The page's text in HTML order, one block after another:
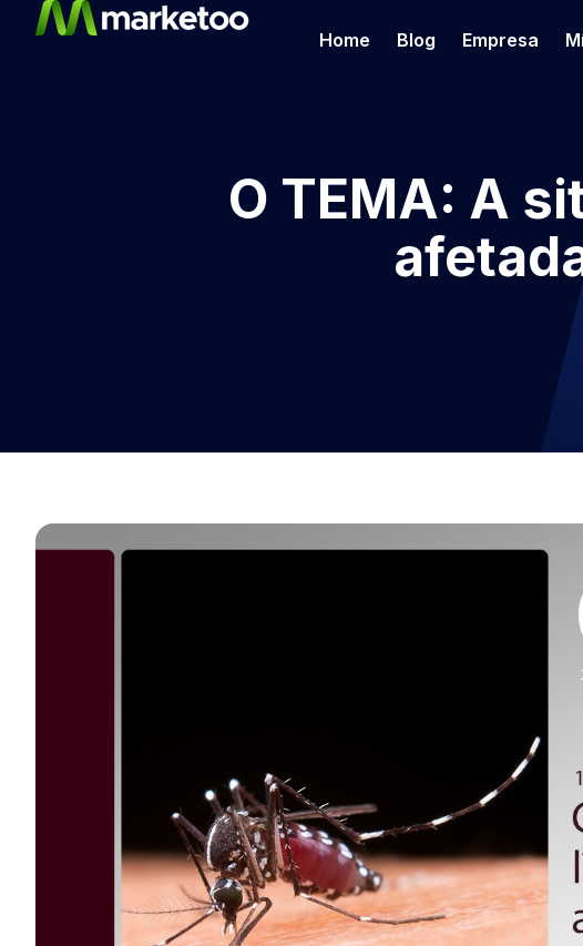
Home Blog Empresa
O TEMA: A